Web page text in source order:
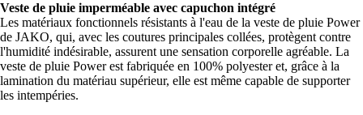
Veste de pluie imperméable avec capuchon intégré
Les matériaux fonctionnels résistants à l'eau de la veste de pluie Power
de JAKO, qui, avec les coutures principales collées, protègent contre
l'humidité indésirable, assurent une sensation corporelle agréable. La
veste de pluie Power est fabriquée en 100% polyester et, grâce à la
lamination du matériau supérieur, elle est même capable de supporter
les intempéries.